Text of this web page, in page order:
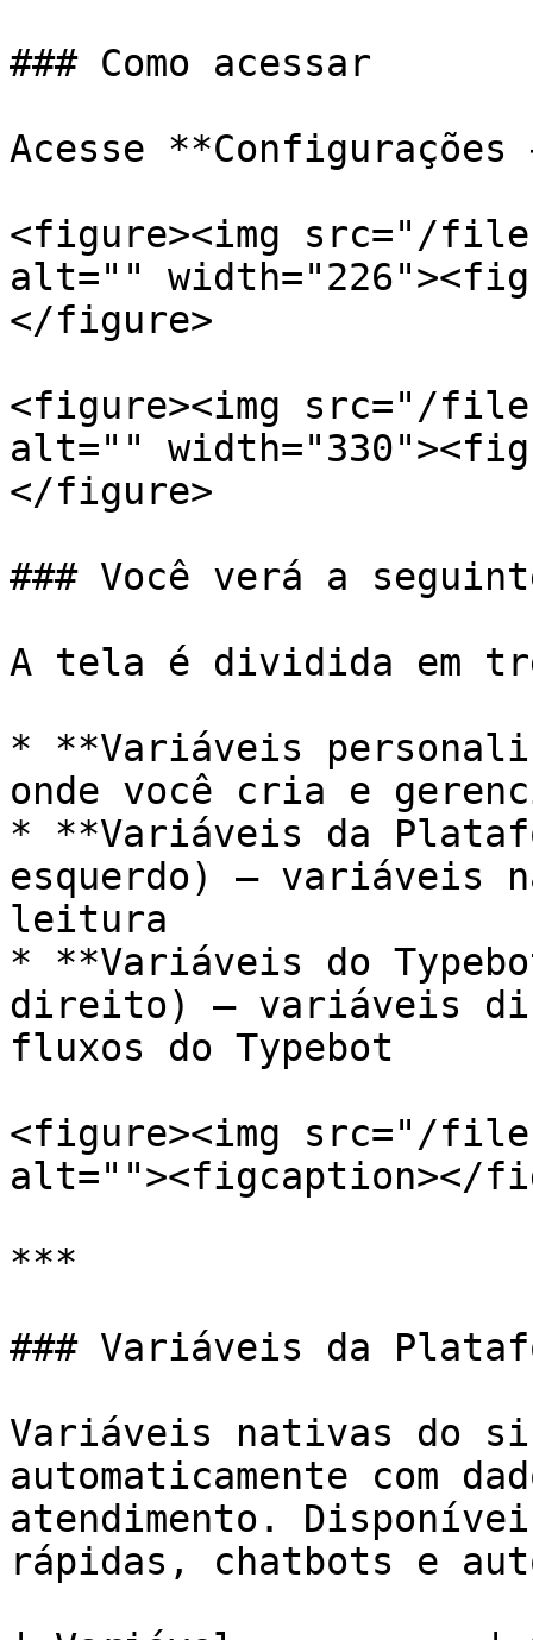
### Como acessar
Acesse
<figure><img src="/
alt=""
</figure>
<figure><img src="/files/
alt=""
</figure>
### Você verá a
A tela é dividida em
* **Variáveis
onde você cria e
* **Variáveis da
esquerdo) — variáveis
leitura
* **Variáveis do
direito) — variáveis
fluxos do Typebot
<figure><img src="/files/
alt=""><figcaption></
***
### Variáveis da
Variáveis nativas do
automaticamente com
atendimento.
rápidas, chatbots e